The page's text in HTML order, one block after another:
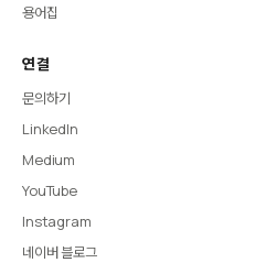
용어집
연결
문의하기
LinkedIn
Medium
YouTube
Instagram
네이버 블로그